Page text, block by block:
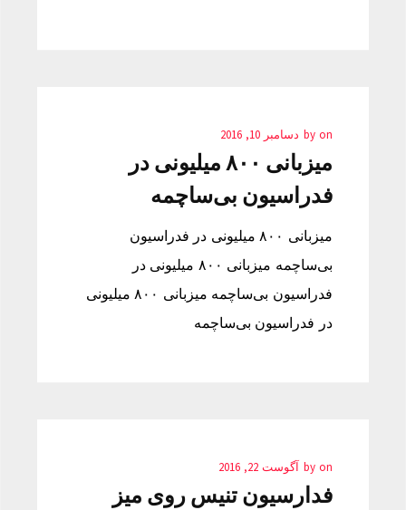
by on دسامبر 10, 2016
میزبانی ۸۰۰ میلیونی در
فدراسیون بی‌ساچمه
میزبانی ۸۰۰ میلیونی در فدراسیون
بی‌ساچمه میزبانی ۸۰۰ میلیونی در
فدراسیون بی‌ساچمه میزبانی ۸۰۰ میلیونی
در فدراسیون بی‌ساچمه
by on آگوست 22, 2016
فدارسیون تنیس روی میز